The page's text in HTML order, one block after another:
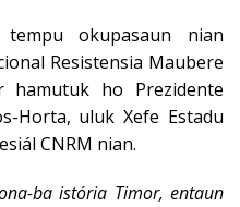
okupasaun nian
Resistensia Maubere
hamutuk ho Prezidente
Horta, uluk Xefe Estadu
CNRM nian.
ba istória Timor, entaun